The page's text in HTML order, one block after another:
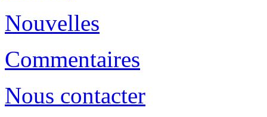
Nouvelles
Commentaires
Nous contacter